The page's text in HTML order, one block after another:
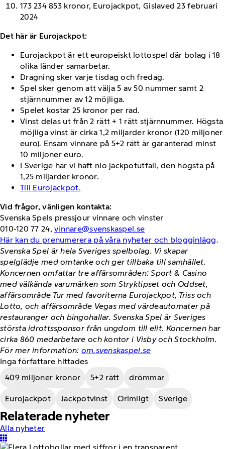
173 234 853 kronor, Eurojackpot, Gislaved 23 februari
2024
Det här är Eurojackpot:
Eurojackpot är ett europeiskt lottospel där bolag i 18
olika länder samarbetar.
Dragning sker varje tisdag och fredag.
Spel sker genom att välja 5 av 50 nummer samt 2
stjärnnummer av 12 möjliga.
Spelet kostar 25 kronor per rad.
Vinst delas ut från 2 rätt + 1 rätt stjärnnummer. Högsta
möjliga vinst är cirka 1,2 miljarder kronor (120 miljoner
euro). Ensam vinnare på 5+2 rätt är garanterad minst
10 miljoner euro.
I Sverige har vi haft nio jackpotutfall, den högsta på
1,25 miljarder kronor.
Till Eurojackpot.
Vid frågor, vänligen kontakta:
Svenska Spels pressjour vinnare och vinster
010-120 77 24,vinnare@svenskaspel.se
Här kan du prenumerera på våra nyheter och blogginlägg.
Svenska Spel är hela Sveriges spelbolag. Vi skapar
spelglädje med omtanke och ger tillbaka till samhället.
Koncernen omfattar tre affärsområden: Sport & Casino
med välkända varumärken som Stryktipset och Oddset,
affärsområde Tur med favoriterna Eurojackpot, Triss och
Lotto, och affärsområde Vegas med värdeautomater på
restauranger och bingohallar. Svenska Spel är Sveriges
största idrottssponsor från ungdom till elit. Koncernen har
cirka 860 medarbetare och kontor i Visby och Stockholm.
För mer information: om.svenskaspel.se
Inga författare hittades
409 miljoner kronor
5+2 rätt drömmar
Eurojackpot Jackpotvinst Orimligt Sverige
Relaterade nyheter
Alla nyheter